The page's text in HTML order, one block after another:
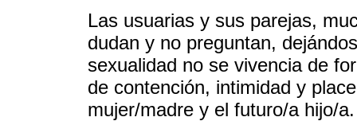
Las usuarias y sus parejas,
dudan y no preguntan,
sexualidad no se vivencia de
de contención, intimidad y
mujer/madre y el futuro/a hijo/a.